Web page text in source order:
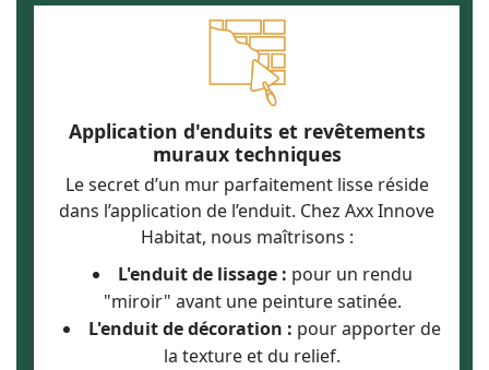
Application d'enduits et revêtements
muraux techniques
Le secret d’un mur parfaitement lisse réside
dans l’application de l’enduit. Chez Axx Innove
Habitat, nous maîtrisons :
L'enduit de lissage : pour un rendu
"miroir" avant une peinture satinée.
L'enduit de décoration : pour apporter de
la texture et du relief.